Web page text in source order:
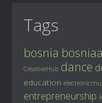
Tags
bosnia
CreativeHub dance
education
entrepreneurship